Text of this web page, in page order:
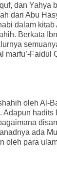
dan Yahya
dari Abu
dalam
Berkata
marfu’-Faidul
oleh Al-
Adapun hadits
ada
oleh para